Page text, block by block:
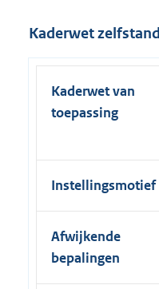
Kaderwet
Kaderwet van
toepassing
Instellingsmotief
Afwijkende
bepalingen